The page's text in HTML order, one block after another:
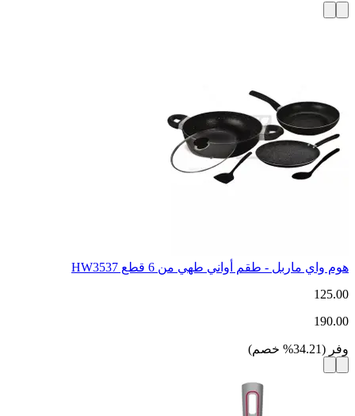
هوم واي ماربل - طقم أواني طهي من 6 قطع HW3537
125.00
190.00
وفر (
34.21
% خصم)